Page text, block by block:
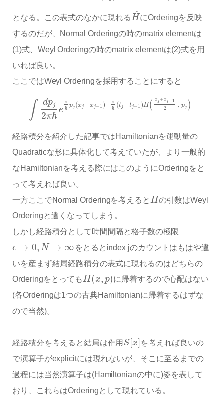
となる。この表式のなかに現れるH
^にOrderingを反映
するのだが、Normal Orderingの時のmatrix elementは
(1)式、Weyl Orderingの時のmatrix elementは(2)式を用
いれば良い。
ここではWeyl Orderingを採用することにすると
∫ dpj
2πℏ
e
i
ℏ
pj (x j −x j−1 )− i
ℏ (tj −tj−1 ) H( xj +x j−1
2
, pj )
経路積分を紹介した記事ではHamiltonianを運動量の
Quadraticな形に具体化して考えていたが、より一般的
なHamiltonianを考える際にはこのようにOrderingをと
って考えれば良い。
一方ここでNormal Orderingを考えるとHの引数はWeyl
Orderingと違くなってしまう。
しかし経路積分として時間間隔と格子数の極限
ϵ → 0, N → ∞ をとるとindex jのカウントはもはや違
いを産まず結局経路積分の表式に現れるのはどちらの
OrderingをとってもH(x, p)に帰着するので心配はない
(各Orderingは1つの古典Hamiltonianに帰着するはずな
ので当然)。
経路積分を考えると結局は作用 S[x] を考えれば良いの
で演算子がexplicitには現れないが、そこに至るまでの
過程には当然演算子は(Hamiltonianの中に)姿を表して
おり、これらはOrderingとして現れている。